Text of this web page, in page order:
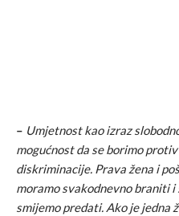
– Umjetnost kao izraz
mogućnost da se borimo
diskriminacije. Prava žena i
moramo svakodnevno braniti
smijemo predati. Ako je jedna